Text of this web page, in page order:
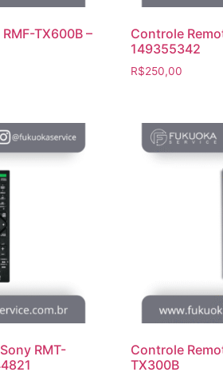
TX600B –
Controle
149355342
R$250,00
RMT-
Controle
TX300B